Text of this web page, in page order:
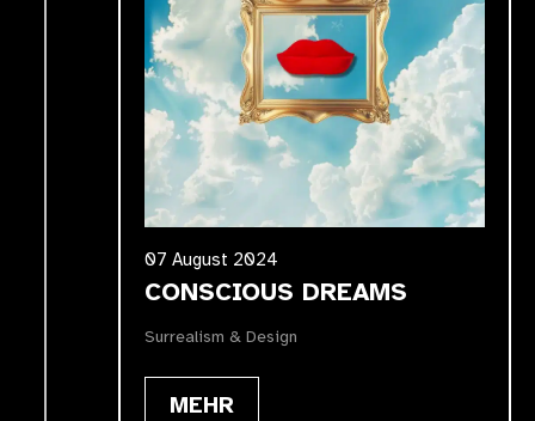
07 August 2024
CONSCIOUS DREAMS
Surrealism & Design
MEHR